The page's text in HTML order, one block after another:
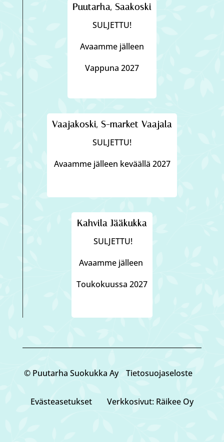
Puutarha, Saakoski
SULJETTU!
Avaamme jälleen
Vappuna 2027
Vaajakoski, S-market Vaajala
SULJETTU!
Avaamme jälleen keväällä 2027
Kahvila Jääkukka
SULJETTU!
Avaamme jälleen
Toukokuussa 2027
© Puutarha Suokukka Ay Tietosuojaseloste
Eväste­asetukset Verkkosivut: Räikee Oy